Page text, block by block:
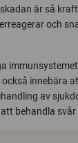
är så
och
immunsystemet
innebära
av
behandla svår